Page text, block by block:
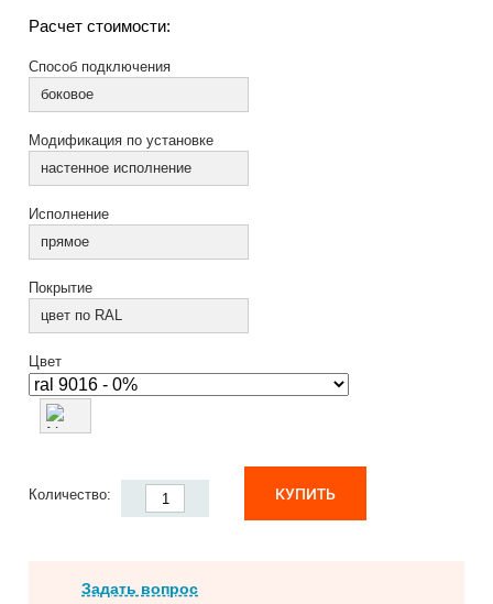
Расчет стоимости:
Способ подключения
боковое
Модификация по установке
настенное исполнение
Исполнение
прямое
Покрытие
цвет по RAL
Цвет
Количество: КУПИТЬ
Задать вопрос